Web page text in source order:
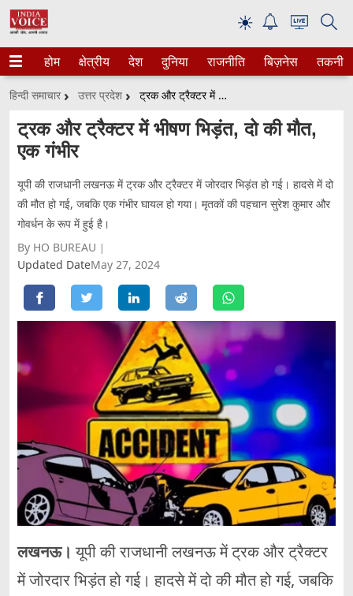
☀
होम क्षेत्रीय देश दुनिया राजनीति बिज़नेस तकनीक
हिन्दी समाचार उत्तर प्रदेश ट्रक और ट्रैक्टर में भीषण भिड़ंत, दो की मौत, एक गंभीर
ट्रक और ट्रैक्टर में भीषण भिड़ंत, दो की मौत,
एक गंभीर
यूपी की राजधानी लखनऊ में ट्रक और ट्रैक्टर में जोरदार भिड़ंत हो गई। हादसे में दो
की मौत हो गई, जबकि एक गंभीर घायल हो गया। मृतकों की पहचान सुरेश कुमार और
गोवर्धन के रूप में हुई है।
By HO BUREAU
Updated DateMay 27, 2024
लखनऊ। यूपी की राजधानी लखनऊ में ट्रक और ट्रैक्टर
में जोरदार भिड़ंत हो गई। हादसे में दो की मौत हो गई, जबकि